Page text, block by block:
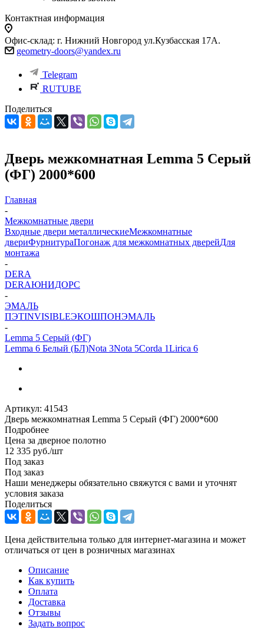
Контактная информация
Офис-склад: г. Нижний Новгород ул.Кузбасская 17А.
geometry-doors@yandex.ru
Telegram
RUTUBE
Поделиться
Дверь межкомнатная Lemma 5 Серый
(ФГ) 2000*600
Главная
-
Межкомнатные двери
Входные двери металлическиеМежкомнатные
двериФурнитураПогонаж для межкомнатных дверейДля
монтажа
-
DERA
DERAЮНИДОРС
-
ЭМАЛЬ
ПЭТINVISIBLEЭКОШПОНЭМАЛЬ
-
Lemma 5 Серый (ФГ)
Lemma 6 Белый (БЛ)Nota 3Nota 5Corda 1Lirica 6
Артикул: 41543
Дверь межкомнатная Lemma 5 Серый (ФГ) 2000*600
Подробнее
Цена за дверное полотно
12 335 руб./шт
Под заказ
Под заказ
Наши менеджеры обязательно свяжутся с вами и уточнят
условия заказа
Поделиться
Цена действительна только для интернет-магазина и может
отличаться от цен в розничных магазинах
Описание
Как купить
Оплата
Доставка
Отзывы
Задать вопрос